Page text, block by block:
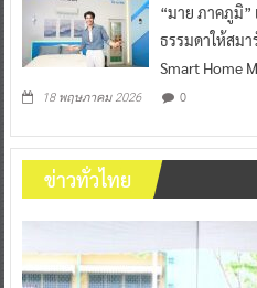
“มาย ภาคภูมิ”
ธรรมดาให้สมา
Smart Home
18 พฤษภาคม 2026 0
ข่าวทั่วไทย